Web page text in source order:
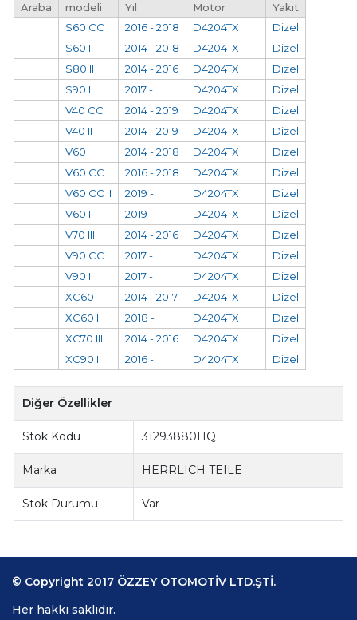
Araba modeli Yıl Motor
Yakıt
S60 CC
2016 - 2018 D4204TX
Dizel
S60 II
2014 - 2018 D4204TX
Dizel
S80 II
2014 - 2016 D4204TX
Dizel
S90 II
2017 - D4204TX
Dizel
V40 CC
2014 - 2019 D4204TX
Dizel
V40 II
2014 - 2019 D4204TX
Dizel
V60
2014 - 2018 D4204TX
Dizel
V60 CC
2016 - 2018 D4204TX
Dizel
V60 CC II
2019 - D4204TX
Dizel
V60 II
2019 - D4204TX
Dizel
V70 III
2014 - 2016 D4204TX
Dizel
V90 CC
2017 - D4204TX
Dizel
V90 II
2017 - D4204TX
Dizel
XC60
2014 - 2017 D4204TX
Dizel
XC60 II
2018 - D4204TX
Dizel
XC70 III
2014 - 2016 D4204TX
Dizel
XC90 II
2016 - D4204TX Dizel
Diğer Özellikler
Stok Kodu 31293880HQ
Marka HERRLICH TEILE
Stok Durumu Var
© Copyright 2017 ÖZZEY OTOMOTİV LTD.ŞTİ.
Her hakkı saklıdır.